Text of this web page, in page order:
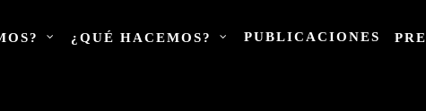
¿QUÉ HACEMOS? PUBLICACIONES